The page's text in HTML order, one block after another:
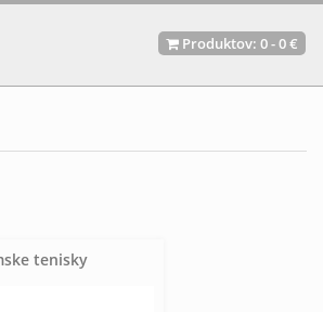
Produktov: 0-0 €
tenisky